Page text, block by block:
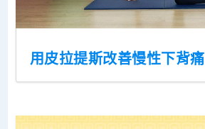
用皮拉提斯改善慢性下背痛